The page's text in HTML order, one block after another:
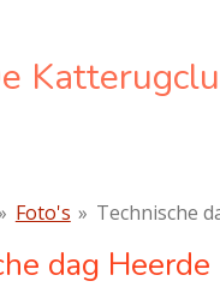
Foto's » Technische
dag Heerde